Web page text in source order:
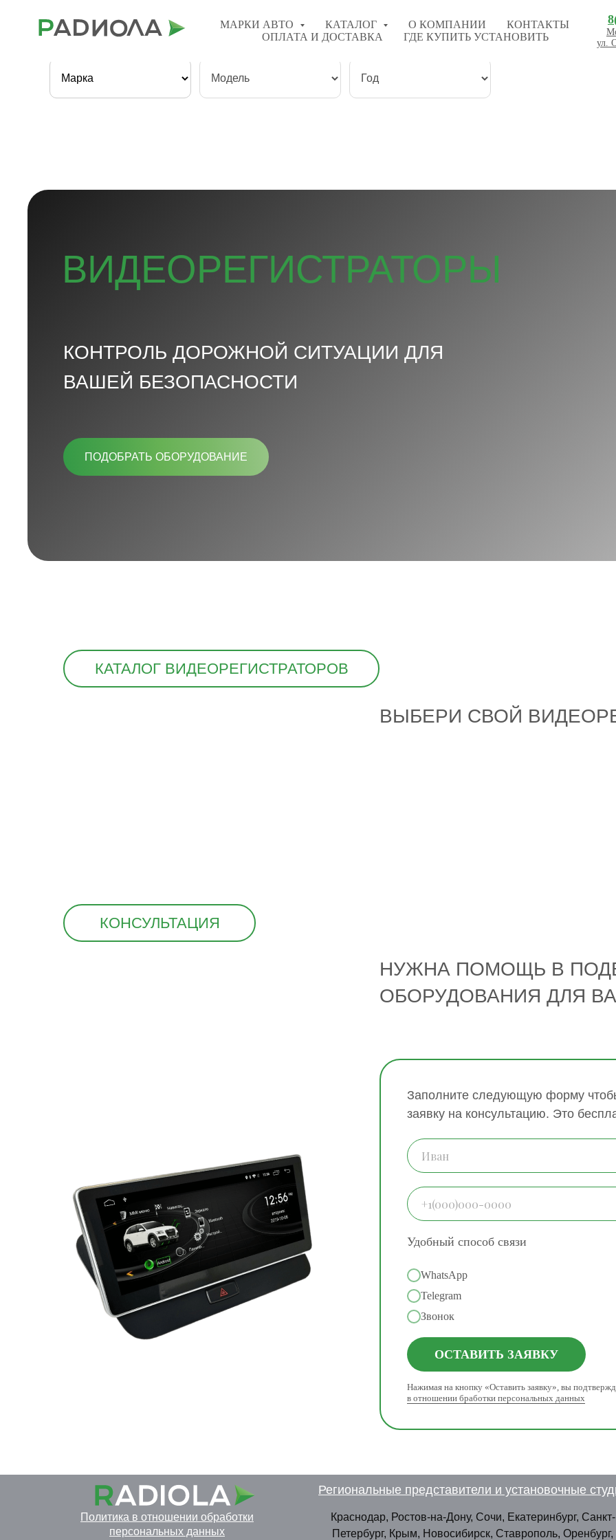
МАРКИ АВТО КАТАЛОГ О КОМПАНИИ
КОНТАКТЫ
ОПЛАТА И ДОСТАВКА
ГДЕ КУПИТЬ УСТАНОВИТЬ
ул.
8(800) 201−98−77
ВИДЕОРЕГИСТРАТОРЫ
КОНТРОЛЬ ДОРОЖНОЙ СИТУАЦИИ ДЛЯ
ВАШЕЙ БЕЗОПАСНОСТИ
ПОДОБРАТЬ ОБОРУДОВАНИЕ
ВЫБЕРИ СВОЙ
КАТАЛОГ ВИДЕОРЕГИСТРАТОРОВ
НУЖНА ПОМОЩЬ В
ОБОРУДОВАНИЯ ДЛЯ
КОНСУЛЬТАЦИЯ
Удобный способ связи
WhatsApp
Telegram
Звонок
ОСТАВИТЬ ЗАЯВКУ
Нажимая на кнопку «Оставить заявку», вы
в отношении бработки персональных данных
Заполните следующую форму
заявку на консультацию. Это
Политика в отношении обработки
персональных данных
Региональные представители и установочные
Краснодар, Ростов-на-Дону, Сочи, Екатеринбург, Санкт-
Петербург, Крым, Новосибирск, Ставрополь, Оренбург,